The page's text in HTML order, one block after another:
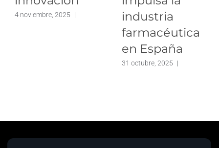
4 noviembre, 2025 |
industria
farmacéutica
en España
31 octubre, 2025 |